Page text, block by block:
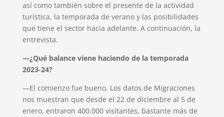
así como también sobre el presente de la actividad
turística, la temporada de verano y las posibilidades
que tiene el sector hacia adelante. A continuación, la
entrevista.
—¿Qué balance viene haciendo de la temporada
2023-24?
—El comienzo fue bueno. Los datos de Migraciones
nos muestran que desde el 22 de diciembre al 5 de
enero, entraron 400.000 visitantes, bastante más de